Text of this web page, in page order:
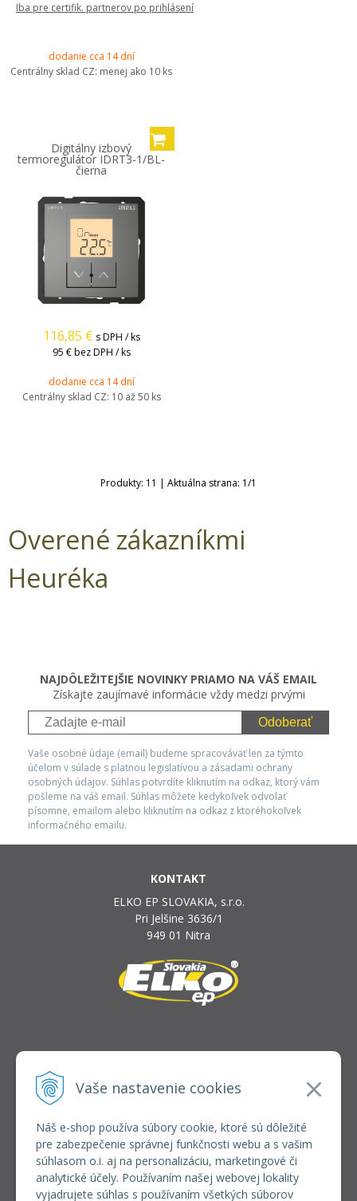
Vaše nastavenie cookies
Náš e-shop používa súbory cookie, ktoré sú dôležité
pre zabezpečenie správnej funkčnosti webu a s vašim
súhlasom o.i. aj na personalizáciu, marketingové či
analytické účely. Používaním našej webovej lokality
vyjadrujete súhlas s používaním všetkých súborov
Iba pre certifik. partnerov po prihlásení
dodanie cca 14 dní
Centrálny sklad CZ: menej ako 10 ks
Digitálny izbový
termoregulátor IDRT3-1/BL-
čierna
116,85 € s DPH / ks
95 € bez DPH / ks
dodanie cca 14 dní
Centrálny sklad CZ: 10 až 50 ks
Produkty: 11 | Aktuálna strana: 1/1
Overené zákazníkmi
Heuréka
NAJDÔLEŽITEJŠIE NOVINKY PRIAMO NA VÁŠ EMAIL
Získajte zaujímavé informácie vždy medzi prvými
Odoberať
Vaše osobné údaje (email) budeme spracovávať len za týmto
účelom v súlade s platnou legislatívou a zásadami ochrany
osobných údajov. Súhlas potvrdíte kliknutím na odkaz, ktorý vám
pošleme na váš email. Súhlas môžete kedykoľvek odvolať
písomne, emailom alebo kliknutím na odkaz z ktoréhokoľvek
informačného emailu.
KONTAKT
ELKO EP SLOVAKIA, s.r.o.
Pri Jelšine 3636/1
949 01 Nitra
INFOLINKA
+421 37 6586 731
VŠETKO O NÁKUPE
REGISTRÁCIA VEĽKOOBCHOD
Formulár na odsúpenie od zmluvy